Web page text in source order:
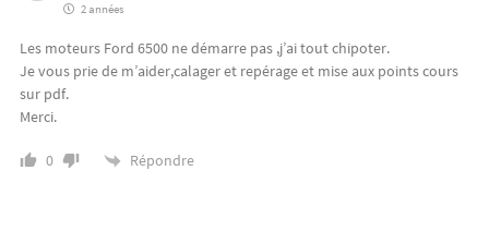
2 années
Les moteurs Ford 6500 ne démarre pas ,j’ai tout chipoter.
Je vous prie de m’aider,calager et repérage et mise aux points cours
sur pdf.
Merci.
0 Répondre